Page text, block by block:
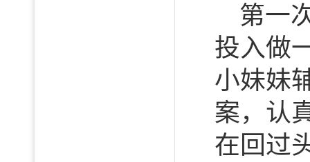
第一
投入做
小妹妹
案，认
在回过